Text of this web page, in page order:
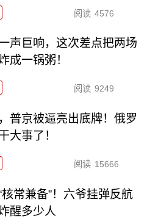
阅读 4576
声巨响，这次差点把两场
成一锅粥！
阅读 9249
普京被逼亮出底牌！俄罗
大事了！
阅读 15666
核常兼备”！六爷挂弹反航
醒多少人